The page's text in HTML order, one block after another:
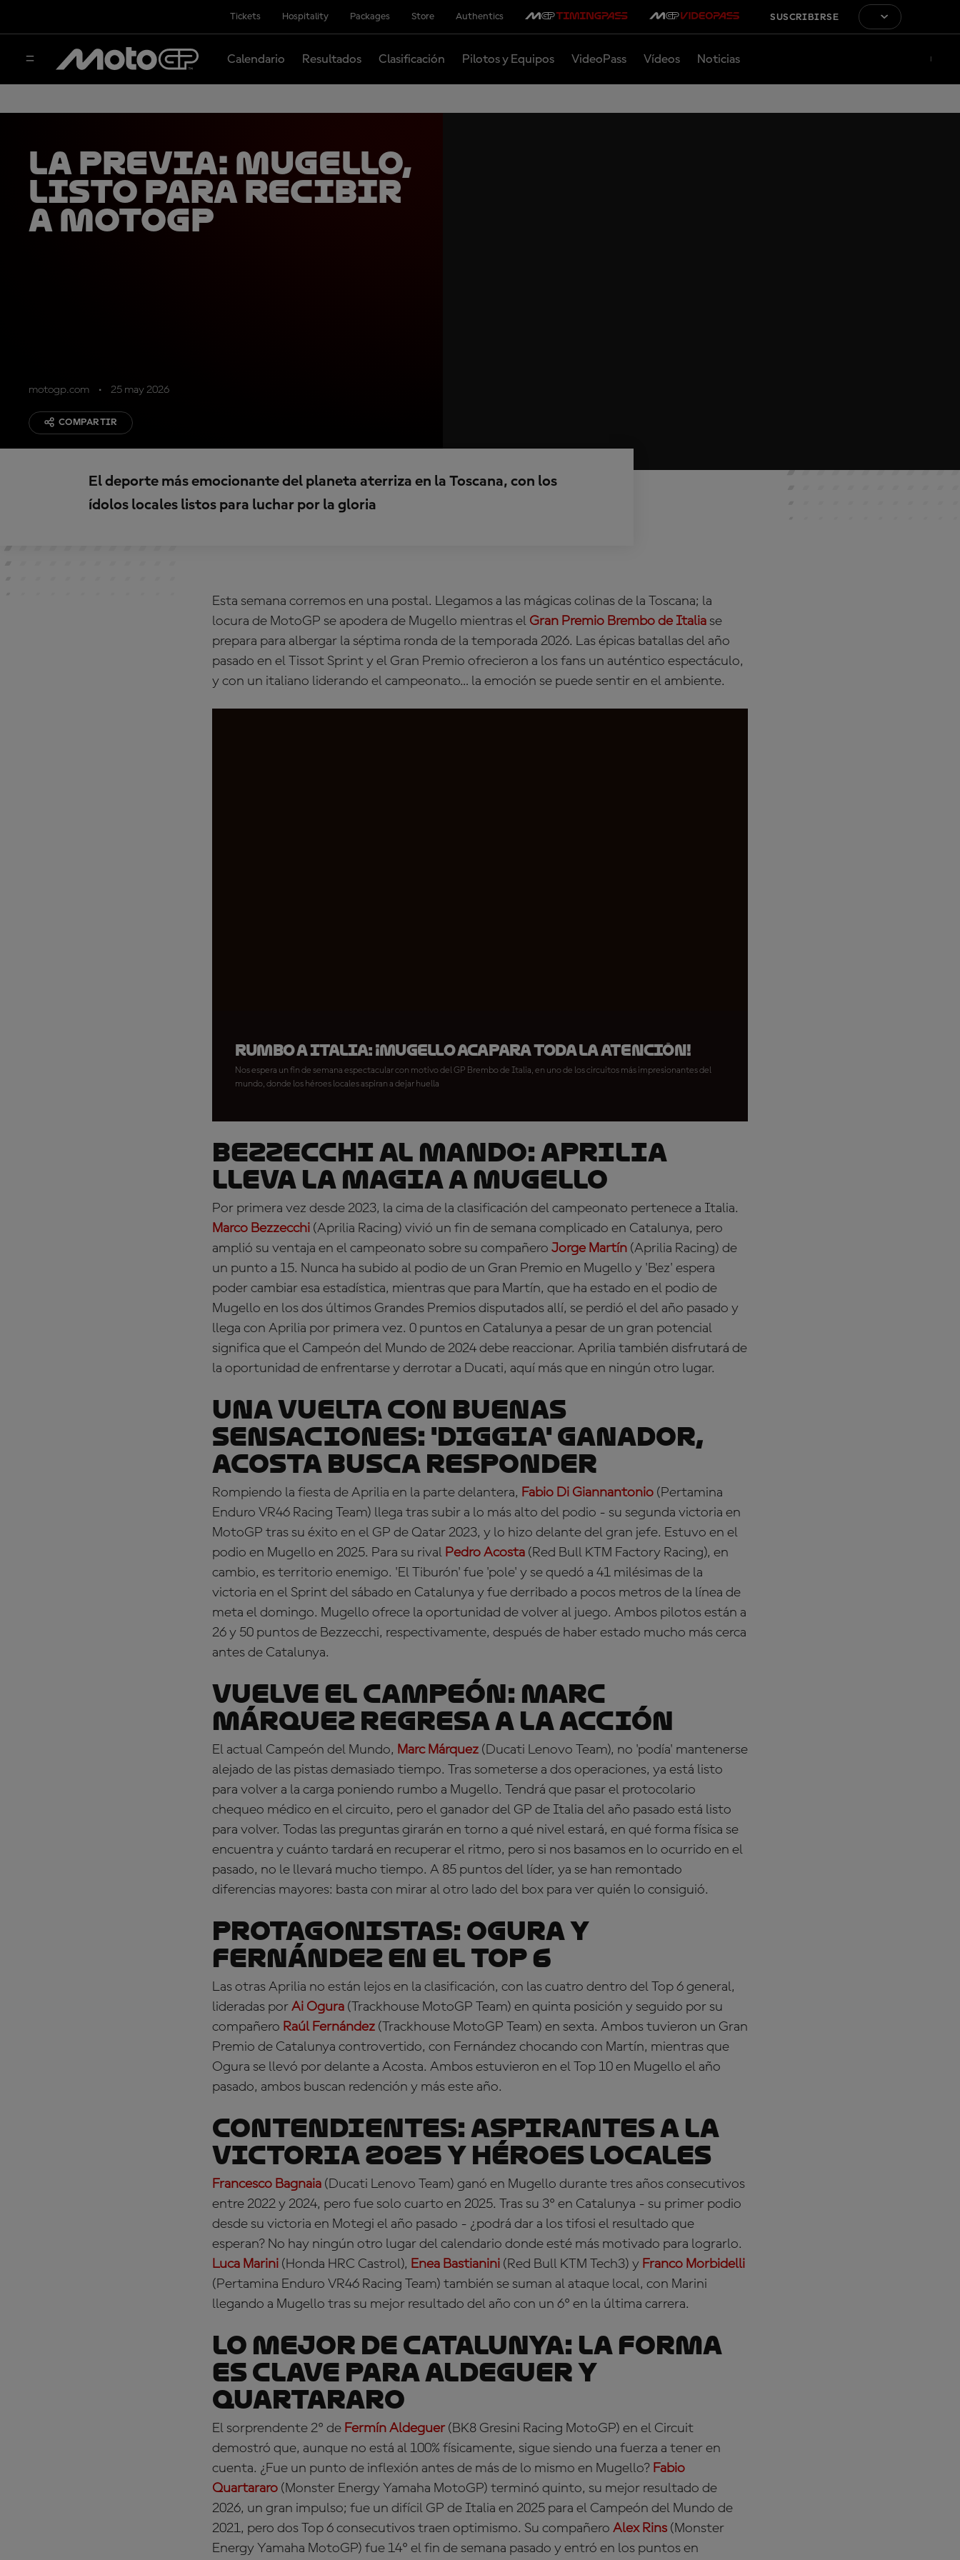
Tickets Hospitality Packages Store Authentics SUSCRIBIRSE
Calendario Resultados Clasificación Pilotos y Equipos VideoPass Vídeos Noticias
LA PREVIA: Mugello,
listo para recibir
a MotoGP
motogp.com 25 may 2026
COMPARTIR
El deporte más emocionante del planeta aterriza en la Toscana, con los
ídolos locales listos para luchar por la gloria
Esta semana corremos en una postal. Llegamos a las mágicas colinas de la Toscana; la
locura de MotoGP se apodera de Mugello mientras el Gran Premio Brembo de Italia se
prepara para albergar la séptima ronda de la temporada 2026. Las épicas batallas del año
pasado en el Tissot Sprint y el Gran Premio ofrecieron a los fans un auténtico espectáculo,
y con un italiano liderando el campeonato… la emoción se puede sentir en el ambiente.
Rumbo a Italia: ¡Mugello acapara toda la atención!
Nos espera un fin de semana espectacular con motivo del GP Brembo de Italia, en uno de los circuitos más impresionantes del
mundo, donde los héroes locales aspiran a dejar huella
BEZZECCHI AL MANDO: Aprilia
lleva la magia a Mugello
Por primera vez desde 2023, la cima de la clasificación del campeonato pertenece a Italia.
Marco Bezzecchi (Aprilia Racing) vivió un fin de semana complicado en Catalunya, pero
amplió su ventaja en el campeonato sobre su compañero Jorge Martín (Aprilia Racing) de
un punto a 15. Nunca ha subido al podio de un Gran Premio en Mugello y 'Bez' espera
poder cambiar esa estadística, mientras que para Martín, que ha estado en el podio de
Mugello en los dos últimos Grandes Premios disputados allí, se perdió el del año pasado y
llega con Aprilia por primera vez. 0 puntos en Catalunya a pesar de un gran potencial
significa que el Campeón del Mundo de 2024 debe reaccionar. Aprilia también disfrutará de
la oportunidad de enfrentarse y derrotar a Ducati, aquí más que en ningún otro lugar.
UNA VUELTA CON BUENAS
SENSACIONES: 'Diggia' ganador,
Acosta busca responder
Rompiendo la fiesta de Aprilia en la parte delantera, Fabio Di Giannantonio (Pertamina
Enduro VR46 Racing Team) llega tras subir a lo más alto del podio - su segunda victoria en
MotoGP tras su éxito en el GP de Qatar 2023, y lo hizo delante del gran jefe. Estuvo en el
podio en Mugello en 2025. Para su rival Pedro Acosta (Red Bull KTM Factory Racing), en
cambio, es territorio enemigo. 'El Tiburón' fue 'pole' y se quedó a 41 milésimas de la
victoria en el Sprint del sábado en Catalunya y fue derribado a pocos metros de la línea de
meta el domingo. Mugello ofrece la oportunidad de volver al juego. Ambos pilotos están a
26 y 50 puntos de Bezzecchi, respectivamente, después de haber estado mucho más cerca
antes de Catalunya.
VUELVE EL CAMPEÓN: Marc
Márquez regresa a la acción
El actual Campeón del Mundo, Marc Márquez (Ducati Lenovo Team), no 'podía' mantenerse
alejado de las pistas demasiado tiempo. Tras someterse a dos operaciones, ya está listo
para volver a la carga poniendo rumbo a Mugello. Tendrá que pasar el protocolario
chequeo médico en el circuito, pero el ganador del GP de Italia del año pasado está listo
para volver. Todas las preguntas girarán en torno a qué nivel estará, en qué forma física se
encuentra y cuánto tardará en recuperar el ritmo, pero si nos basamos en lo ocurrido en el
pasado, no le llevará mucho tiempo. A 85 puntos del líder, ya se han remontado
diferencias mayores: basta con mirar al otro lado del box para ver quién lo consiguió.
PROTAGONISTAS: Ogura y
Fernández en el Top 6
Las otras Aprilia no están lejos en la clasificación, con las cuatro dentro del Top 6 general,
lideradas por Ai Ogura (Trackhouse MotoGP Team) en quinta posición y seguido por su
compañero Raúl Fernández (Trackhouse MotoGP Team) en sexta. Ambos tuvieron un Gran
Premio de Catalunya controvertido, con Fernández chocando con Martín, mientras que
Ogura se llevó por delante a Acosta. Ambos estuvieron en el Top 10 en Mugello el año
pasado, ambos buscan redención y más este año.
CONTENDIENTES: Aspirantes a la
victoria 2025 y héroes locales
Francesco Bagnaia (Ducati Lenovo Team) ganó en Mugello durante tres años consecutivos
entre 2022 y 2024, pero fue solo cuarto en 2025. Tras su 3º en Catalunya - su primer podio
desde su victoria en Motegi el año pasado - ¿podrá dar a los tifosi el resultado que
esperan? No hay ningún otro lugar del calendario donde esté más motivado para lograrlo.
Luca Marini (Honda HRC Castrol), Enea Bastianini (Red Bull KTM Tech3) y Franco Morbidelli
(Pertamina Enduro VR46 Racing Team) también se suman al ataque local, con Marini
llegando a Mugello tras su mejor resultado del año con un 6º en la última carrera.
LO MEJOR DE CATALUNYA: La forma
es clave para Aldeguer y
Quartararo
El sorprendente 2º de Fermín Aldeguer(BK8 Gresini Racing MotoGP) en el Circuit
demostró que, aunque no está al 100% físicamente, sigue siendo una fuerza a tener en
cuenta. ¿Fue un punto de inflexión antes de más de lo mismo en Mugello? Fabio
Quartararo (Monster Energy Yamaha MotoGP) terminó quinto, su mejor resultado de
2026, un gran impulso; fue un difícil GP de Italia en 2025 para el Campeón del Mundo de
2021, pero dos Top 6 consecutivos traen optimismo. Su compañero Alex Rins (Monster
Energy Yamaha MotoGP) fue 14º el fin de semana pasado y entró en los puntos en